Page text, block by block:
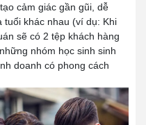
cảm giác gần gũi, dễ
khác nhau (ví dụ: Khi
sẽ có 2 tệp khách hàng
nhóm học sinh sinh
doanh có phong cách